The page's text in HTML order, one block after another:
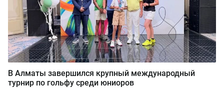
В Алматы завершился крупный международный
турнир по гольфу среди юниоров